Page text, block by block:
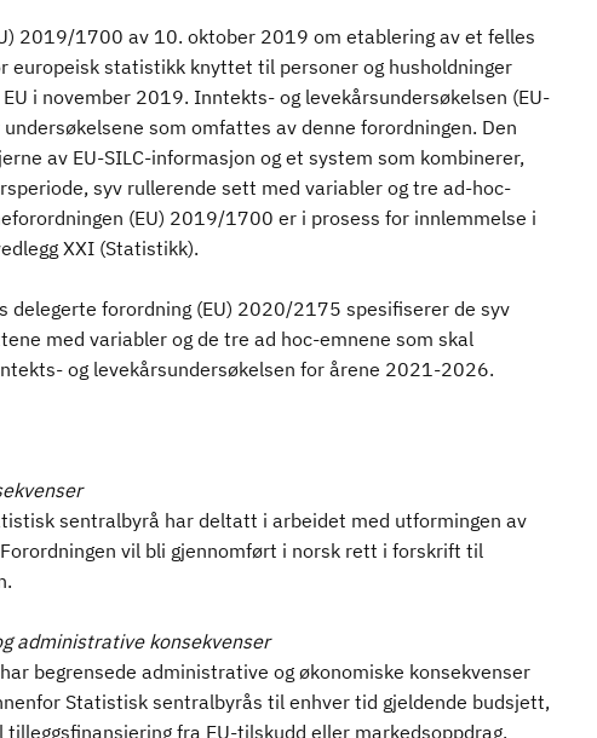
2019/1700 av 10. oktober 2019 om etablering av et felles
europeisk statistikk knyttet til personer og husholdninger
i november 2019. Inntekts- og levekårsundersøkelsen (EU-
undersøkelsene som omfattes av denne forordningen. Den
av EU-SILC-informasjon og et system som kombinerer,
syv rullerende sett med variabler og tre ad-hoc-
(EU) 2019/1700 er i prosess for innlemmelse i
XXI (Statistikk).
delegerte forordning (EU) 2020/2175 spesifiserer de syv
med variabler og de tre ad hoc-emnene som skal
og levekårsundersøkelsen for årene 2021-2026.
sentralbyrå har deltatt i arbeidet med utformingen av
vil bli gjennomført i norsk rett i forskrift til
administrative konsekvenser
begrensede administrative og økonomiske konsekvenser
Statistisk sentralbyrås til enhver tid gjeldende budsjett,
tilleggsfinansiering fra EU-tilskudd eller markedsoppdrag.